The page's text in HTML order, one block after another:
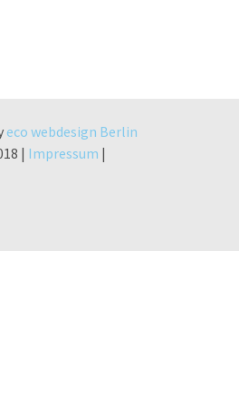
eco webdesign Berlin
| Impressum |